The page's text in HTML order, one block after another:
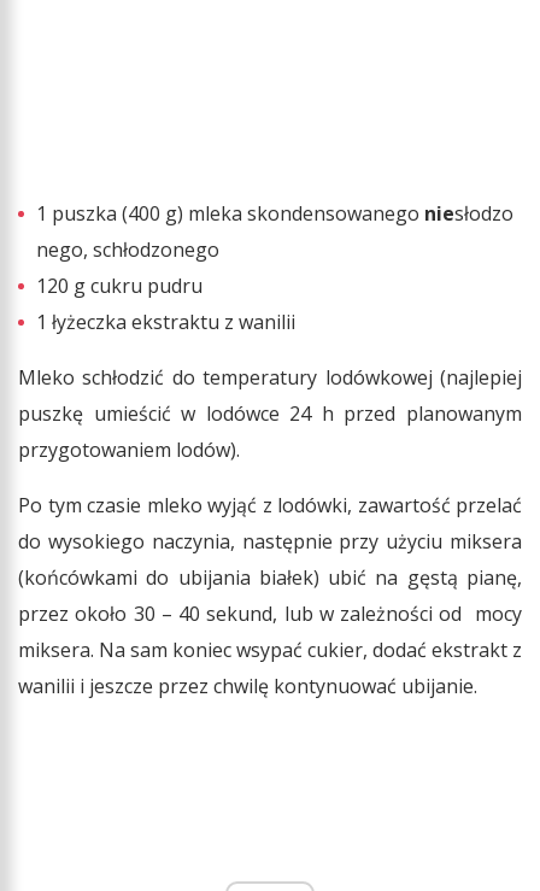
1 puszka (400 g) mleka skondensowanego niesłodzo
nego, schłodzonego
120 g cukru pudru
1 łyżeczka ekstraktu z wanilii
Mleko schłodzić do temperatury lodówkowej (najlepiej
puszkę umieścić w lodówce 24 h przed planowanym
przygotowaniem lodów).
Po tym czasie mleko wyjąć z lodówki, zawartość przelać
do wysokiego naczynia, następnie przy użyciu miksera
(końcówkami do ubijania białek) ubić na gęstą pianę,
przez około 30 – 40 sekund, lub w zależności od mocy
miksera. Na sam koniec wsypać cukier, dodać ekstrakt z
wanilii i jeszcze przez chwilę kontynuować ubijanie.